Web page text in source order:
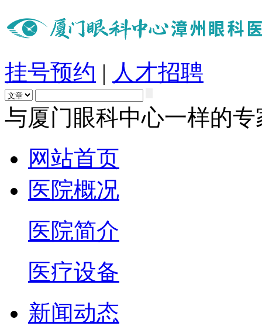
挂号预约 | 人才招聘
与厦门眼科中心一样的
网站首页
医院概况
医院简介
医疗设备
新闻动态